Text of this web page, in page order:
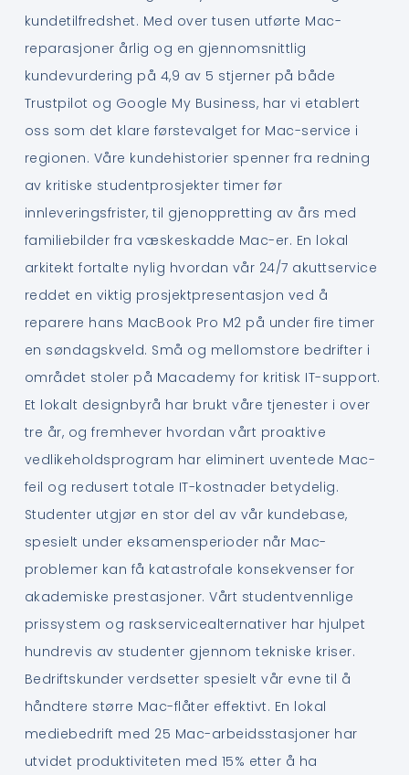
kundetilfredshet. Med over tusen utførte Mac-
reparasjoner årlig og en gjennomsnittlig
kundevurdering på 4,9 av 5 stjerner på både
Trustpilot og Google My Business, har vi etablert
oss som det klare førstevalget for Mac-service i
regionen. Våre kundehistorier spenner fra redning
av kritiske studentprosjekter timer før
innleveringsfrister, til gjenoppretting av års med
familiebilder fra væskeskadde Mac-er. En lokal
arkitekt fortalte nylig hvordan vår 24/7 akuttservice
reddet en viktig prosjektpresentasjon ved å
reparere hans MacBook Pro M2 på under fire timer
en søndagskveld. Små og mellomstore bedrifter i
området stoler på Macademy for kritisk IT-support.
Et lokalt designbyrå har brukt våre tjenester i over
tre år, og fremhever hvordan vårt proaktive
vedlikeholdsprogram har eliminert uventede Mac-
feil og redusert totale IT-kostnader betydelig.
Studenter utgjør en stor del av vår kundebase,
spesielt under eksamensperioder når Mac-
problemer kan få katastrofale konsekvenser for
akademiske prestasjoner. Vårt studentvennlige
prissystem og raskservicealternativer har hjulpet
hundrevis av studenter gjennom tekniske kriser.
Bedriftskunder verdsetter spesielt vår evne til å
håndtere større Mac-flåter effektivt. En lokal
mediebedrift med 25 Mac-arbeidsstasjoner har
utvidet produktiviteten med 15% etter å ha